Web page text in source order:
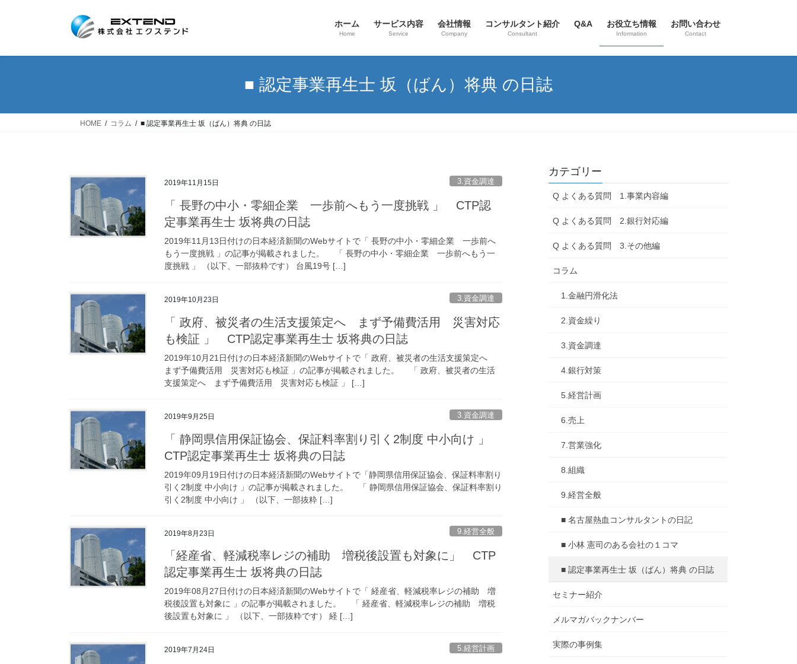
ホーム
Home
サービス内容
Service
会社情報
Company
コンサルタント紹介
Consultant
Q&A お役立ち情報
Information
お問い合わせ
Contact
■ 認定事業再生士 坂（ばん）将典 の日誌
HOME コラム ■ 認定事業再生士 坂（ばん）将典 の日誌
2019年11月15日 3.資金調達
「 長野の中小・零細企業 一歩前へもう一度挑戦 」 CTP認
定事業再生士 坂将典の日誌
2019年11月13日付けの日本経済新聞のWebサイトで「 長野の中小・零細企業 一歩前へ
もう一度挑戦 」の記事が掲載されました。 「 長野の中小・零細企業 一歩前へもう一
度挑戦 」 （以下、一部抜粋です） 台風19号 […]
2019年10月23日 3.資金調達
「 政府、被災者の生活支援策定へ まず予備費活用 災害対応
も検証 」 CTP認定事業再生士 坂将典の日誌
2019年10月21日付けの日本経済新聞のWebサイトで「 政府、被災者の生活支援策定へ
まず予備費活用 災害対応も検証 」の記事が掲載されました。 「 政府、被災者の生活
支援策定へ まず予備費活用 災害対応も検証 」 […]
2019年9月25日 3.資金調達
「 静岡県信用保証協会、保証料率割り引く2制度 中小向け 」
CTP認定事業再生士 坂将典の日誌
2019年09月19日付けの日本経済新聞のWebサイトで「静岡県信用保証協会、保証料率割り
引く2制度 中小向け 」の記事が掲載されました。 「 静岡県信用保証協会、保証料率割り
引く2制度 中小向け 」 （以下、一部抜粋 […]
2019年8月23日 9.経営全般
「経産省、軽減税率レジの補助 増税後設置も対象に」 CTP
認定事業再生士 坂将典の日誌
2019年08月27日付けの日本経済新聞のWebサイトで「 経産省、軽減税率レジの補助 増
税後設置も対象に 」の記事が掲載されました。 「 経産省、軽減税率レジの補助 増税
後設置も対象に 」 （以下、一部抜粋です） 経 […]
2019年7月24日 5.経営計画
カテゴリー
Q よくある質問 1.事業内容編
Q よくある質問 2.銀行対応編
Q よくある質問 3.その他編
コラム
1.金融円滑化法
2.資金繰り
3.資金調達
4.銀行対策
5.経営計画
6.売上
7.営業強化
8.組織
9.経営全般
■ 名古屋熱血コンサルタントの日記
■ 小林 憲司のある会社の１コマ
■ 認定事業再生士 坂（ばん）将典 の日誌
セミナー紹介
メルマガバックナンバー
実際の事例集